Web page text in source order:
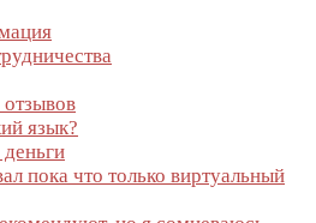
отзывов
язык?
пока что только виртуальный